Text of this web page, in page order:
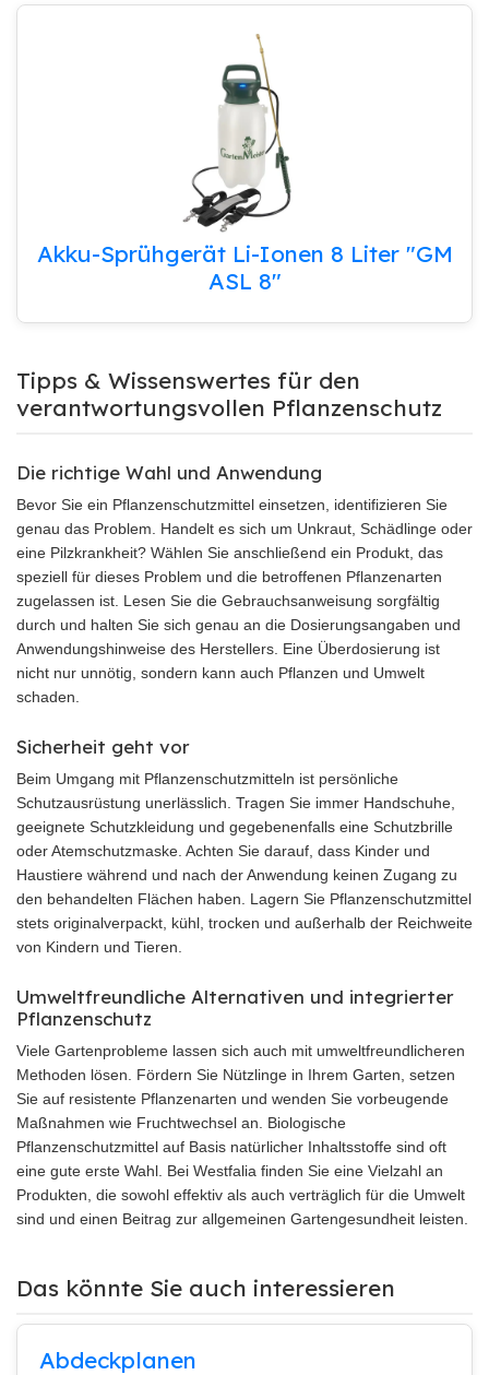
Akku-Sprühgerät Li-Ionen 8 Liter "GM
ASL 8"
Tipps & Wissenswertes für den
verantwortungsvollen Pflanzenschutz
Die richtige Wahl und Anwendung
Bevor Sie ein Pflanzenschutzmittel einsetzen, identifizieren Sie
genau das Problem. Handelt es sich um Unkraut, Schädlinge oder
eine Pilzkrankheit? Wählen Sie anschließend ein Produkt, das
speziell für dieses Problem und die betroffenen Pflanzenarten
zugelassen ist. Lesen Sie die Gebrauchsanweisung sorgfältig
durch und halten Sie sich genau an die Dosierungsangaben und
Anwendungshinweise des Herstellers. Eine Überdosierung ist
nicht nur unnötig, sondern kann auch Pflanzen und Umwelt
schaden.
Sicherheit geht vor
Beim Umgang mit Pflanzenschutzmitteln ist persönliche
Schutzausrüstung unerlässlich. Tragen Sie immer Handschuhe,
geeignete Schutzkleidung und gegebenenfalls eine Schutzbrille
oder Atemschutzmaske. Achten Sie darauf, dass Kinder und
Haustiere während und nach der Anwendung keinen Zugang zu
den behandelten Flächen haben. Lagern Sie Pflanzenschutzmittel
stets originalverpackt, kühl, trocken und außerhalb der Reichweite
von Kindern und Tieren.
Umweltfreundliche Alternativen und integrierter
Pflanzenschutz
Viele Gartenprobleme lassen sich auch mit umweltfreundlicheren
Methoden lösen. Fördern Sie Nützlinge in Ihrem Garten, setzen
Sie auf resistente Pflanzenarten und wenden Sie vorbeugende
Maßnahmen wie Fruchtwechsel an. Biologische
Pflanzenschutzmittel auf Basis natürlicher Inhaltsstoffe sind oft
eine gute erste Wahl. Bei Westfalia finden Sie eine Vielzahl an
Produkten, die sowohl effektiv als auch verträglich für die Umwelt
sind und einen Beitrag zur allgemeinen Gartengesundheit leisten.
Das könnte Sie auch interessieren
Abdeckplanen